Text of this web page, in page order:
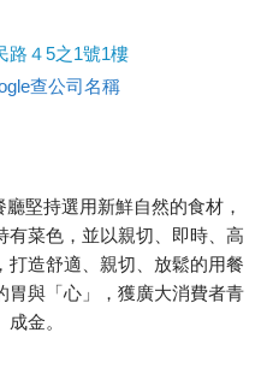
路４5之1號1樓
查公司名稱
堅持選用新鮮自然的食材，
有菜色，並以親切、即時、高
打造舒適、親切、放鬆的用餐
胃與「心」，獲廣大消費者青
金。